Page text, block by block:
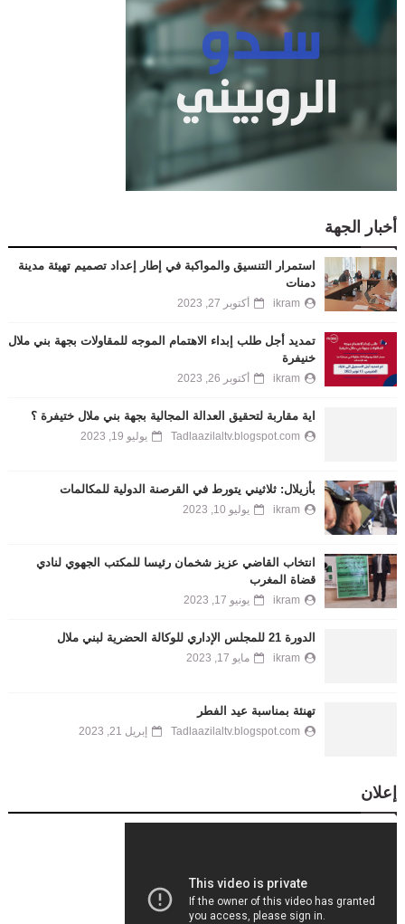
أخبار الجهة
استمرار التنسيق والمواكبة في إطار إعداد تصميم تهيئة مدينة
دمنات
ikram أكتوبر 27, 2023
تمديد أجل طلب إبداء الاهتمام الموجه للمقاولات بجهة بني ملال
خنيفرة
ikram أكتوبر 26, 2023
اية مقاربة لتحقيق العدالة المجالية بجهة بني ملال ختيفرة ؟
Tadlaazilaltv.blogspot.com يوليو 19, 2023
بأزيلال: ثلاثيني يتورط في القرصنة الدولية للمكالمات
ikram يوليو 10, 2023
انتخاب القاضي عزيز شخمان رئيسا للمكتب الجهوي لنادي
قضاة المغرب
ikram يونيو 17, 2023
الدورة 21 للمجلس الإداري للوكالة الحضرية لبني ملال
ikram مايو 17, 2023
تهنئة بمناسبة عيد الفطر
Tadlaazilaltv.blogspot.com إبريل 21, 2023
إعلان